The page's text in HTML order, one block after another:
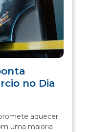
no Dia
aquecer
uma maioria